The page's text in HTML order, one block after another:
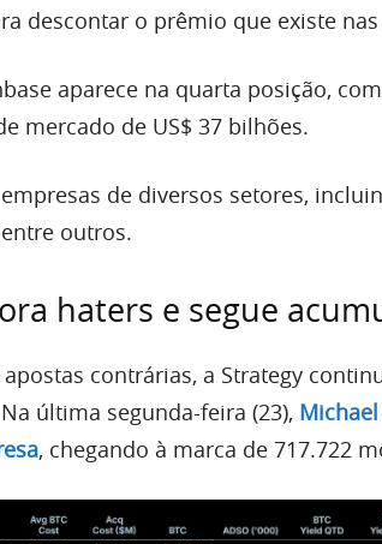
descontar o prêmio que existe
aparece na quarta posição,
mercado de US$ 37 bilhões.
de diversos setores,
outros.
haters e segue
contrárias, a Strategy
última segunda-feira (23),
, chegando à marca de 717.722